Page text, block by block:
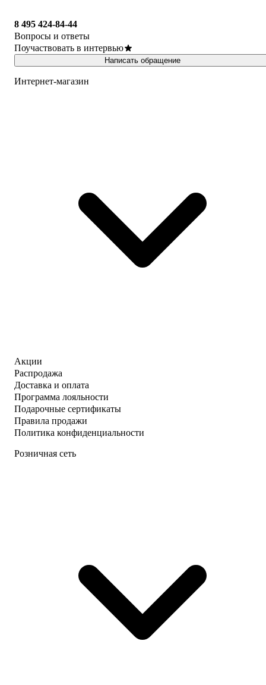
8 495 424-84-44
Вопросы и ответы
Поучаствовать в интервью
Написать обращение
Интернет-магазин
Акции
Распродажа
Доставка и оплата
Программа лояльности
Подарочные сертификаты
Правила продажи
Политика конфиденциальности
Розничная сеть